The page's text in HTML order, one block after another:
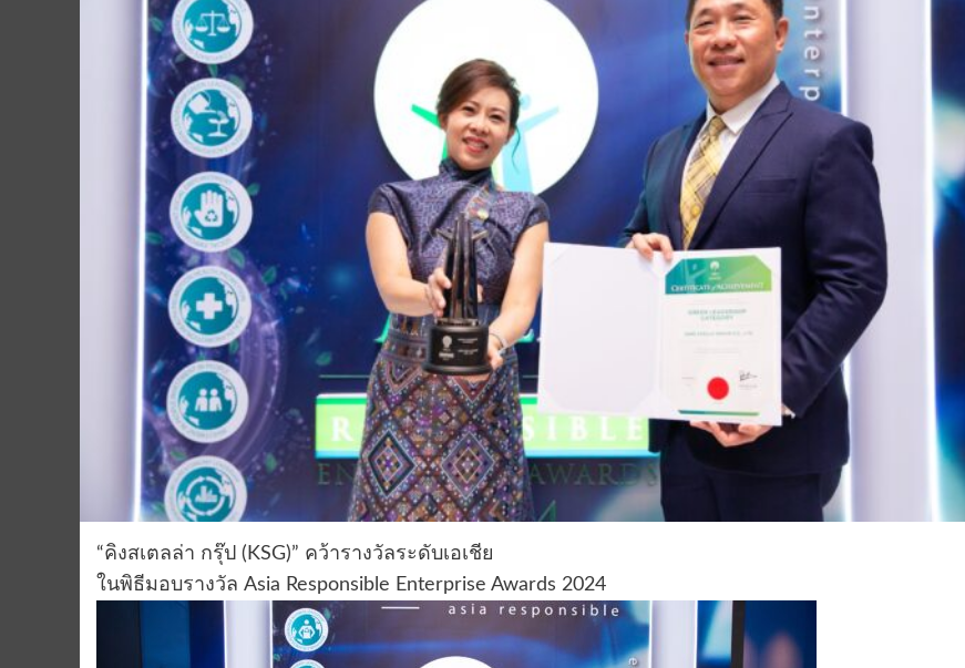
“คิงสเตลล่า กรุ๊ป (KSG)” คว้ารางวัลระดับเอเชีย
ในพิธีมอบรางวัล Asia Responsible Enterprise Awards 2024